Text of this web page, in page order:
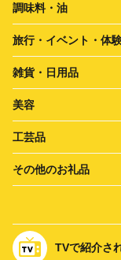
調味料・油
旅行・イベント・体
雑貨・日用品
美容
工芸品
その他のお礼品
TVで紹介さ